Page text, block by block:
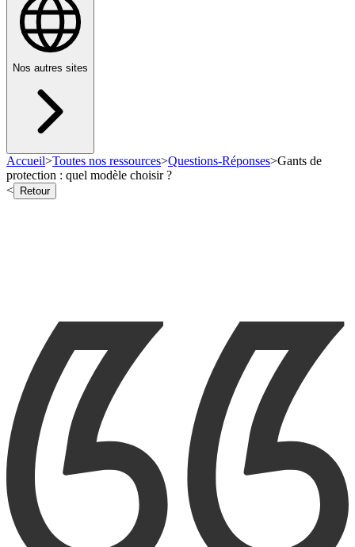
Nos autres sites
Accueil>Toutes nos ressources>Questions-Réponses>Gants de
protection : quel modèle choisir ?
<
Retour